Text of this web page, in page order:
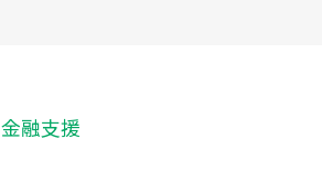
金融支援